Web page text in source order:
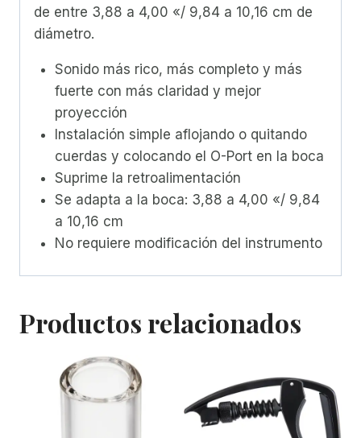
de entre 3,88 a 4,00 «/ 9,84 a 10,16 cm de
diámetro.
Sonido más rico, más completo y más
fuerte con más claridad y mejor
proyección
Instalación simple aflojando o quitando
cuerdas y colocando el O-Port en la boca
Suprime la retroalimentación
Se adapta a la boca: 3,88 a 4,00 «/ 9,84
a 10,16 cm
No requiere modificación del instrumento
Productos relacionados